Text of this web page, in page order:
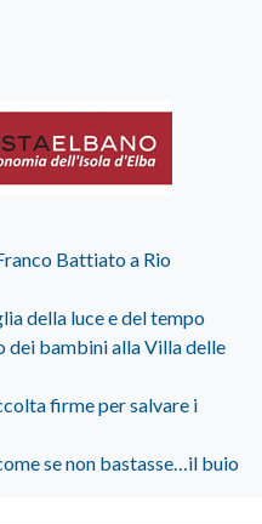
Battiato a Rio
della luce e del tempo
dei bambini alla Villa delle
firme per salvare i
se non bastasse…il buio